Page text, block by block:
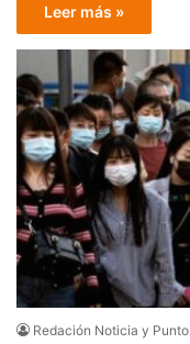
Leer más »
Redación Noticia y Punto